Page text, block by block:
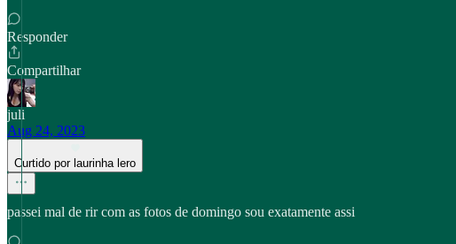
Responder
Compartilhar
juli
Aug 24, 2023
Curtido por laurinha lero
passei mal de rir com as fotos de domingo sou exatamente assi